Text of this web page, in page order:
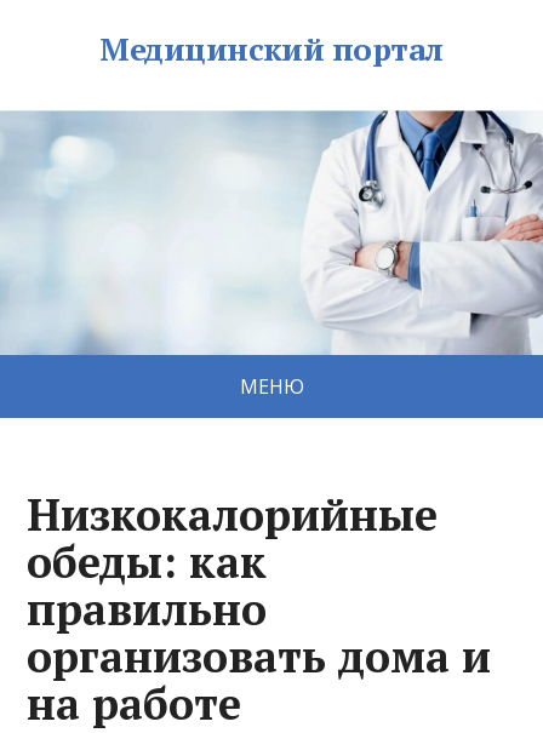
Медицинский портал
МЕНЮ
Низкокалорийные
обеды: как
правильно
организовать дома и
на работе